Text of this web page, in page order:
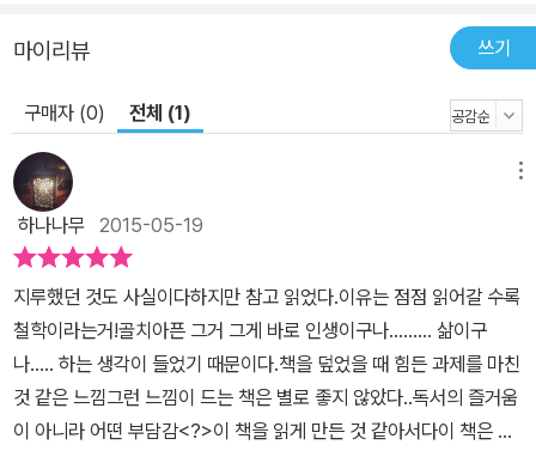
마이리뷰 쓰기
구매자 (0) 전체 (1)
하나나무 2015-05-19
지루했던 것도 사실이다하지만 참고 읽었다.이유는 점점 읽어갈 수록
철학이라는거!골치아픈 그거 그게 바로 인생이구나......... 삶이구
나..... 하는 생각이 들었기 때문이다.책을 덮었을 때 힘든 과제를 마친
것 같은 느낌그런 느낌이 드는 책은 별로 좋지 않았다..독서의 즐거움
이 아니라 어떤 부담감<?>이 책을 읽게 만든 것 같아서다이 책은 바